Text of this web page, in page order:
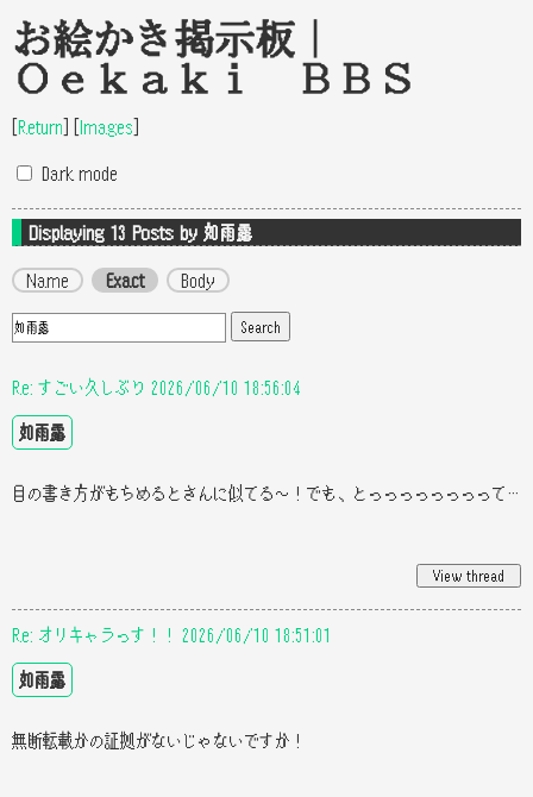
お絵かき掲示板｜
Oekaki BBS
[Return] [Images]
Dark mode
Displaying 13 Posts by 如雨露
Name Exact Body
Re: すごい久しぶり 2026/06/10 18:56:04
如雨露
目の書き方がもちめるとさんに似てる〜！でも、とっっっっっっっっても可愛いです！！！
Re: オリキャラっす！！ 2026/06/10 18:51:01
如雨露
無断転載かの証拠がないじゃないですか！